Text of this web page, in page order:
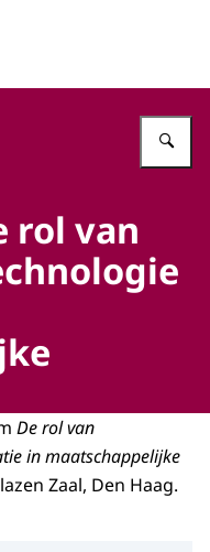
voor wetenschap,
rol van
De rol van
in maatschappelijke
Zaal, Den Haag.